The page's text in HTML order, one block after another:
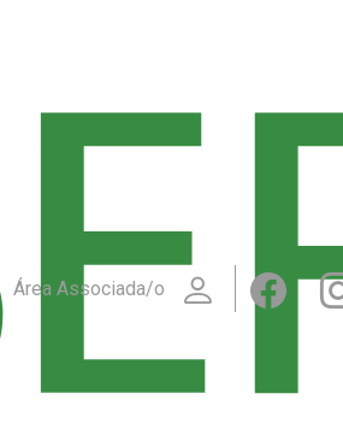
Área Associada/o